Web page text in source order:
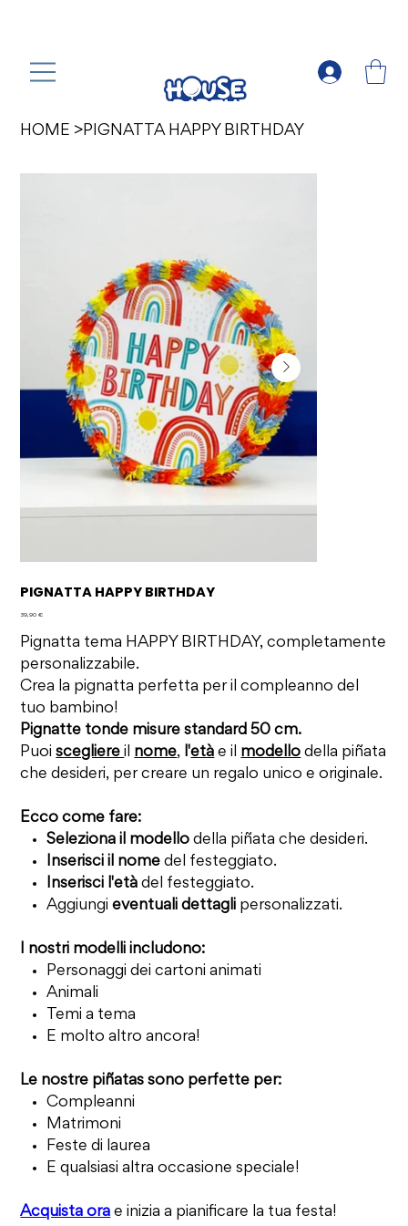
HOME >PIGNATTA HAPPY BIRTHDAY
PIGNATTA HAPPY BIRTHDAY
Prezzo
39,90 €
Pignatta tema HAPPY BIRTHDAY, completamente
personalizzabile.
Crea la pignatta perfetta per il compleanno del
tuo bambino!
Pignatte tonde misure standard 50 cm.
Puoiscegliereil nome, l'età e il modello della piñata
che desideri, per creare un regalo unico e originale.
Ecco come fare:
Seleziona il modello della piñata che desideri.
Inserisci il nome del festeggiato.
Inserisci l'età del festeggiato.
Aggiungieventuali dettagli personalizzati.
I nostri modelli includono:
Personaggi dei cartoni animati
Animali
Temi a tema
E molto altro ancora!
Le nostre piñatas sono perfette per:
Compleanni
Matrimoni
Feste di laurea
E qualsiasi altra occasione speciale!
Acquista ora e inizia a pianificare la tua festa!